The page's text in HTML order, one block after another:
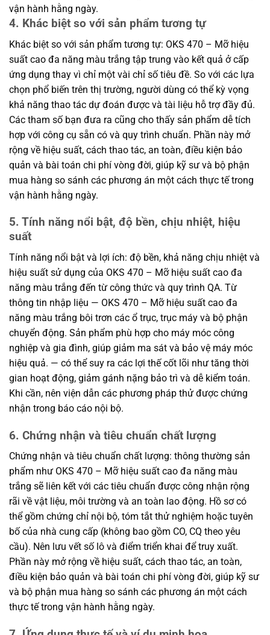
vận hành hằng ngày.
4. Khác biệt so với sản phẩm tương tự
Khác biệt so với sản phẩm tương tự: OKS 470 – Mỡ hiệu
suất cao đa năng màu trắng tập trung vào kết quả ở cấp
ứng dụng thay vì chỉ một vài chỉ số tiêu đề. So với các lựa
chọn phổ biến trên thị trường, người dùng có thể kỳ vọng
khả năng thao tác dự đoán được và tài liệu hỗ trợ đầy đủ.
Các tham số bạn đưa ra cũng cho thấy sản phẩm dễ tích
hợp với công cụ sẵn có và quy trình chuẩn. Phần này mở
rộng về hiệu suất, cách thao tác, an toàn, điều kiện bảo
quản và bài toán chi phí vòng đời, giúp kỹ sư và bộ phận
mua hàng so sánh các phương án một cách thực tế trong
vận hành hằng ngày.
5. Tính năng nổi bật, độ bền, chịu nhiệt, hiệu
suất
Tính năng nổi bật và lợi ích: độ bền, khả năng chịu nhiệt và
hiệu suất sử dụng của OKS 470 – Mỡ hiệu suất cao đa
năng màu trắng đến từ công thức và quy trình QA. Từ
thông tin nhập liệu — OKS 470 – Mỡ hiệu suất cao đa
năng màu trắng bôi trơn các ổ trục, trục máy và bộ phận
chuyển động. Sản phẩm phù hợp cho máy móc công
nghiệp và gia đình, giúp giảm ma sát và bảo vệ máy móc
hiệu quả. — có thể suy ra các lợi thế cốt lõi như tăng thời
gian hoạt động, giảm gánh nặng bảo trì và dễ kiểm toán.
Khi cần, nên viện dẫn các phương pháp thử được chứng
nhận trong báo cáo nội bộ.
6. Chứng nhận và tiêu chuẩn chất lượng
Chứng nhận và tiêu chuẩn chất lượng: thông thường sản
phẩm như OKS 470 – Mỡ hiệu suất cao đa năng màu
trắng sẽ liên kết với các tiêu chuẩn được công nhận rộng
rãi về vật liệu, môi trường và an toàn lao động. Hồ sơ có
thể gồm chứng chỉ nội bộ, tóm tắt thử nghiệm hoặc tuyên
bố của nhà cung cấp (không bao gồm CO, CQ theo yêu
cầu). Nên lưu vết số lô và điểm triển khai để truy xuất.
Phần này mở rộng về hiệu suất, cách thao tác, an toàn,
điều kiện bảo quản và bài toán chi phí vòng đời, giúp kỹ sư
và bộ phận mua hàng so sánh các phương án một cách
thực tế trong vận hành hằng ngày.